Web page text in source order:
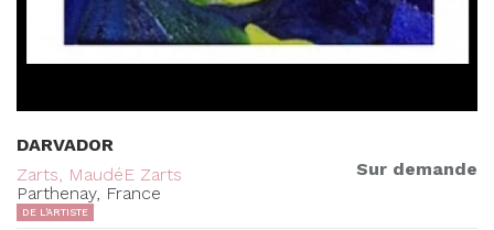
DARVADOR
Zarts, MaudéE Zarts
Parthenay, France
Sur demande
DE L'ARTISTE